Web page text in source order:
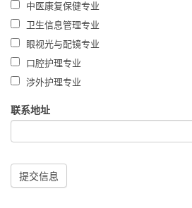
中医康复保健专业
卫生信息管理专业
眼视光与配镜专业
口腔护理专业
涉外护理专业
联系地址
提交信息